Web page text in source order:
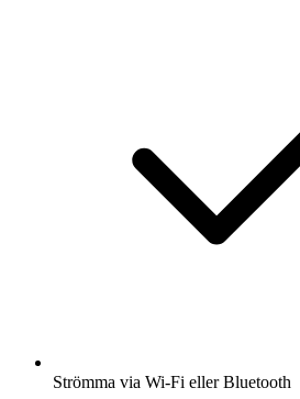
Strömma via Wi-Fi eller Bluetooth